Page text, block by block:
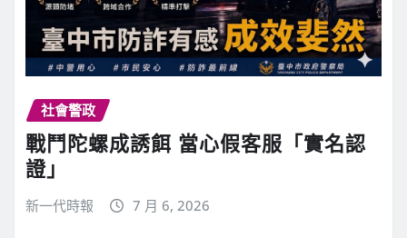
社會警政
戰鬥陀螺成誘餌 當心假客服「實名認
證」
新一代時報 7 月 6, 2026